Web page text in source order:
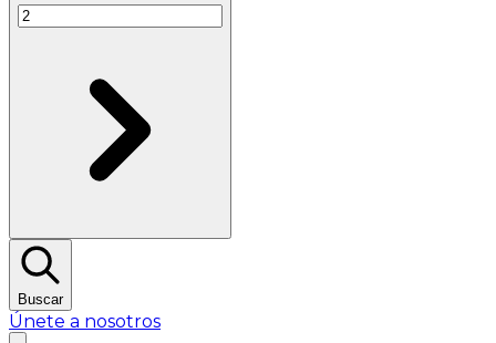
Buscar
Únete a nosotros